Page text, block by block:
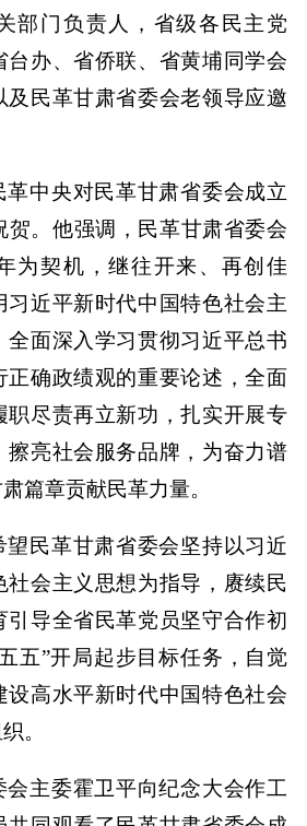
部门负责人，省级各民主党
台办、省侨联、省黄埔同学会
及民革甘肃省委会老领导应邀
革中央对民革甘肃省委会成立
贺。他强调，民革甘肃省委会
为契机，继往开来、再创佳
习近平新时代中国特色社会主
全面深入学习贯彻习近平总书
正确政绩观的重要论述，全面
职尽责再立新功，扎实开展专
擦亮社会服务品牌，为奋力谱
篇章贡献民革力量。
望民革甘肃省委会坚持以习近
社会主义思想为指导，赓续民
引导全省民革党员坚守合作初
五”开局起步目标任务，自觉
设高水平新时代中国特色社会
。
会主委霍卫平向纪念大会作工